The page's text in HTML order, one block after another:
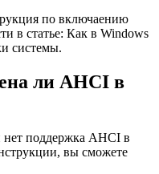
по включаению
в статье: Как в Windows
системы.
ли AHCI в
поддержка AHCI в
вы сможете